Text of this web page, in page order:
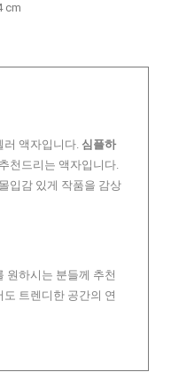
cm
러 액자입니다. 심플하
천드리는 액자입니다.
입감 있게 작품을 감상
원하시는 분들께 추천
트렌디한 공간의 연